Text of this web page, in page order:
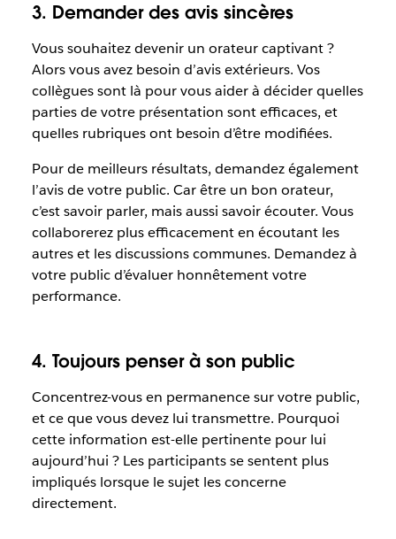
3. Demander des avis sincères
Vous souhaitez devenir un orateur captivant ?
Alors vous avez besoin d’avis extérieurs. Vos
collègues sont là pour vous aider à décider quelles
parties de votre présentation sont efficaces, et
quelles rubriques ont besoin d’être modifiées.
Pour de meilleurs résultats, demandez également
l’avis de votre public. Car être un bon orateur,
c’est savoir parler, mais aussi savoir écouter. Vous
collaborerez plus efficacement en écoutant les
autres et les discussions communes. Demandez à
votre public d’évaluer honnêtement votre
performance.
4. Toujours penser à son public
Concentrez-vous en permanence sur votre public,
et ce que vous devez lui transmettre. Pourquoi
cette information est-elle pertinente pour lui
aujourd’hui ? Les participants se sentent plus
impliqués lorsque le sujet les concerne
directement.